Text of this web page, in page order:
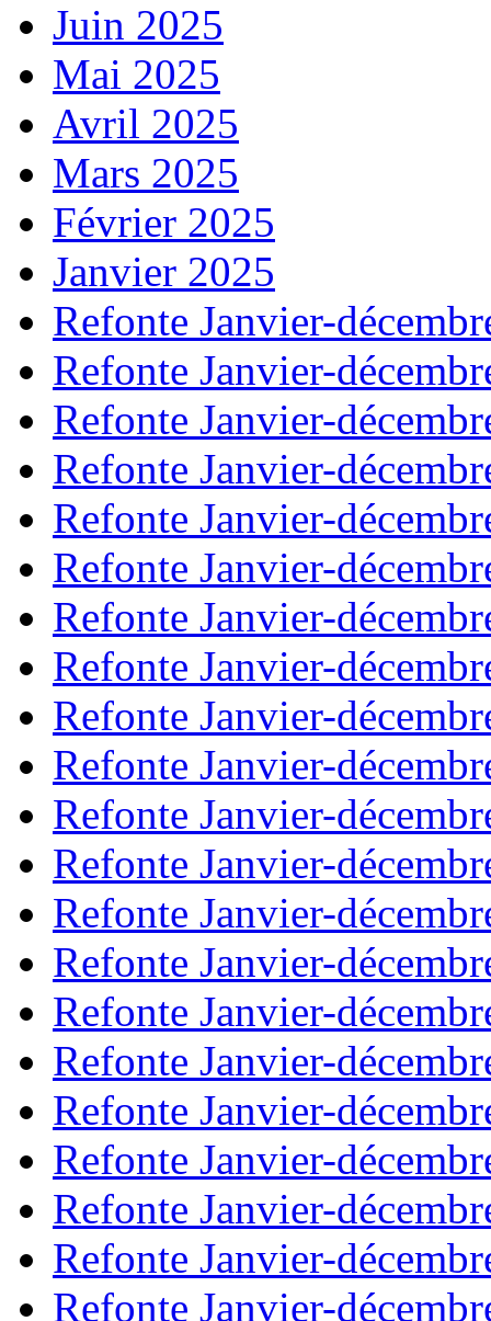
Juin 2025
Mai 2025
Avril 2025
Mars 2025
Février 2025
Janvier 2025
Refonte Janvier-
Refonte Janvier-
Refonte Janvier-
Refonte Janvier-
Refonte Janvier-
Refonte Janvier-
Refonte Janvier-
Refonte Janvier-
Refonte Janvier-
Refonte Janvier-
Refonte Janvier-
Refonte Janvier-
Refonte Janvier-
Refonte Janvier-
Refonte Janvier-
Refonte Janvier-
Refonte Janvier-
Refonte Janvier-
Refonte Janvier-
Refonte Janvier-
Refonte Janvier-